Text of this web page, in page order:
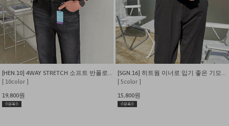
[HEN.10] 4WAY STRETCH 소프트 반폴로 니트지 티셔츠
[ 10color ]
19,800원
[SGN.16] 히트웜 이너로 입기 좋은 기모안감 반폴라 티셔츠
[ 5color ]
15,800원